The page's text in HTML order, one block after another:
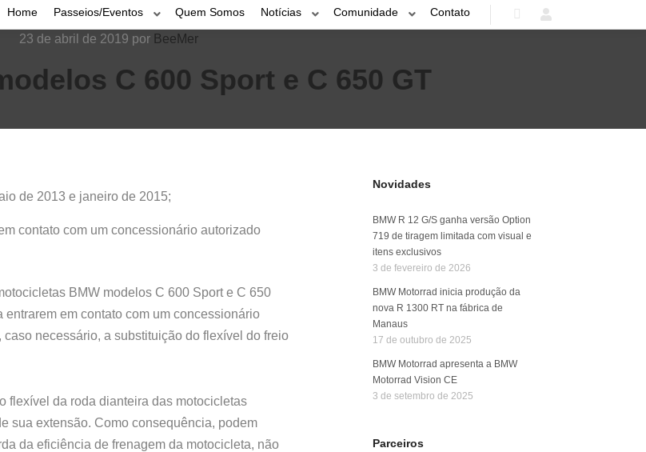
Home Passeios/Eventos Quem Somos Notícias Comunidade Contato
Pesquisa
23 de abril de 2019 por BeeMer
C 600 Sport e C 650 GT
de 2013 e janeiro de 2015;
contato com um concessionário autorizado
BMW modelos C 600 Sport e C 650
em contato com um concessionário
necessário, a substituição do flexível do freio
flexível da roda dianteira das motocicletas
sua extensão. Como consequência, podem
da eficiência de frenagem da motocicleta, não
Novidades
BMW R 12 G/S ganha versão Option
719 de tiragem limitada com visual e
itens exclusivos
3 de fevereiro de 2026
BMW Motorrad inicia produção da
nova R 1300 RT na fábrica de
Manaus
17 de outubro de 2025
BMW Motorrad apresenta a BMW
Motorrad Vision CE
3 de setembro de 2025
Parceiros